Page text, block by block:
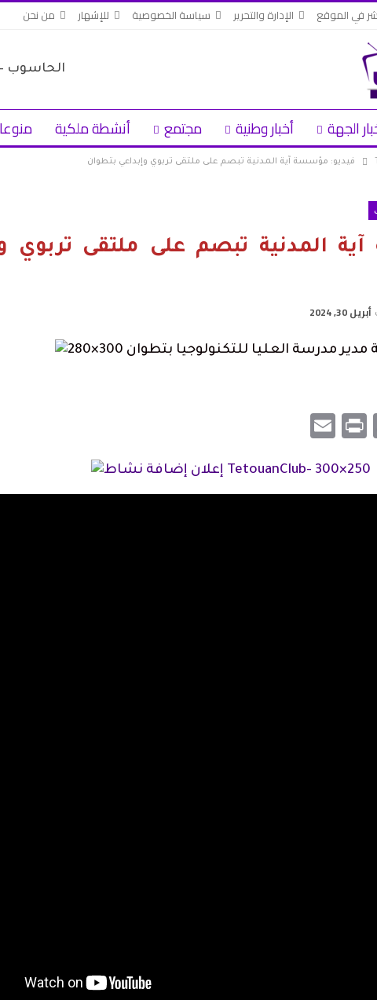
في الموقع الإدارة والتحرير سياسة الخصوصية للإشهار من نحن
الجهة أخبار وطنية مجتمع أنشطة ملكية
فيديو: مؤسسة آية المدنية تبصم على ملتقى تربوي وإبداعي بتطوان
المدنية تبصم على ملتقى تربوي
أبريل 30, 2024
Copy
Print